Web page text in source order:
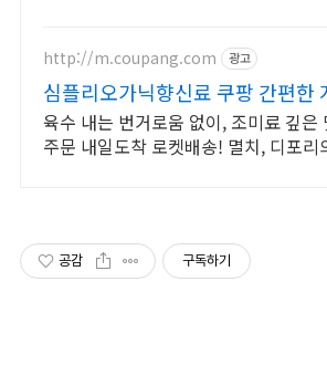
http://m.coupang.com 광고
심플리오가닉향신료 쿠팡 간편한
육수 내는 번거로움 없이, 조미료 깊은
주문 내일도착 로켓배송! 멸치, 디포리
공감 구독하기